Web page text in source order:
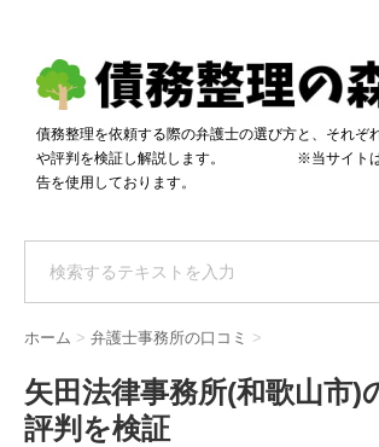
債務整理体験談
おすすめ
料金比較
自己破産・個人再生料金比較
過払い金料金比較
専門家の選び方
料金で選ぶ
着手金無料で選ぶ
匿名借金相談
債務整理を依頼する際の弁護士の選び方と、それぞ
や評判を検証し解説します。 ※当サイトは
告を使用しております。
ホーム > 弁護士事務所の口コミ >
矢田法律事務所(和歌山市)
評判を検証